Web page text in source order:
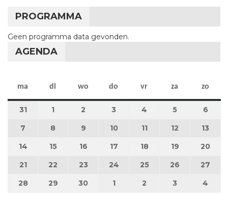
PROGRAMMA
Geen programma data gevonden.
AGENDA
ma maandag
di dinsdag
wo woensdag
do donderdag
vr vrijdag
za zaterdag
zo
3131 maart 2025
1 1 april 2025
2 2 april 2025
3 3 april 2025
4 4 april 2025
5 5 april 2025
6
7 7 april 2025
8 8 april 2025
9 9 april 2025
10 10 april 2025
1111 april 2025
12 12 april 2025
13
14 14 april 2025
1515 april 2025
16 16 april 2025
17 17 april 2025
18 18 april 2025
19 19 april 2025
20
2121 april 2025
22 22 april 2025
23 23 april 2025
24 24 april 2025
2525 april 2025
26 26 april
27
28 28 april 2025
29 29 april 2025
30 30 april 2025
11 mei 2025
2 2 mei 2025
3 3 mei 2025
4